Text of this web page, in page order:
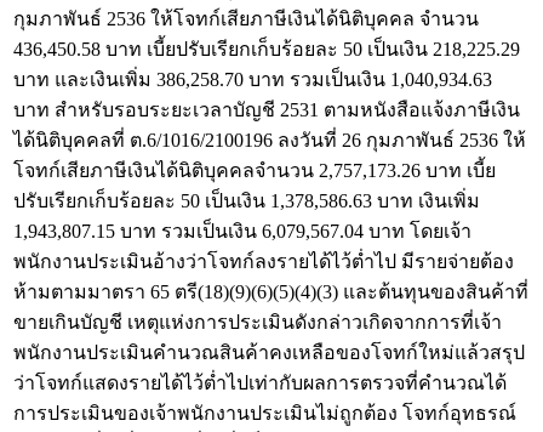
กุมภาพันธ์ 2536 ให้โจทก์เสียภาษีเงินได้นิติบุคคล จำนวน
436,450.58 บาท เบี้ยปรับเรียกเก็บร้อยละ 50 เป็นเงิน 218,225.29
บาท และเงินเพิ่ม 386,258.70 บาท รวมเป็นเงิน 1,040,934.63
บาท สำหรับรอบระยะเวลาบัญชี 2531 ตามหนังสือแจ้งภาษีเงิน
ได้นิติบุคคลที่ ต.6/1016/2100196 ลงวันที่ 26 กุมภาพันธ์ 2536 ให้
โจทก์เสียภาษีเงินได้นิติบุคคลจำนวน 2,757,173.26 บาท เบี้ย
ปรับเรียกเก็บร้อยละ 50 เป็นเงิน 1,378,586.63 บาท เงินเพิ่ม
1,943,807.15 บาท รวมเป็นเงิน 6,079,567.04 บาท โดยเจ้า
พนักงานประเมินอ้างว่าโจทก์ลงรายได้ไว้ต่ำไป มีรายจ่ายต้อง
ห้ามตามมาตรา 65 ตรี(18)(9)(6)(5)(4)(3) และต้นทุนของสินค้าที่
ขายเกินบัญชี เหตุแห่งการประเมินดังกล่าวเกิดจากการที่เจ้า
พนักงานประเมินคำนวณสินค้าคงเหลือของโจทก์ใหม่แล้วสรุป
ว่าโจทก์แสดงรายได้ไว้ต่ำไปเท่ากับผลการตรวจที่คำนวณได้
การประเมินของเจ้าพนักงานประเมินไม่ถูกต้อง โจทก์อุทธรณ์